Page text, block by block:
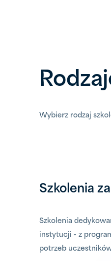
Wybierz rodzaj
Szkolenia
Szkolenia
instytucji - z
potrzeb